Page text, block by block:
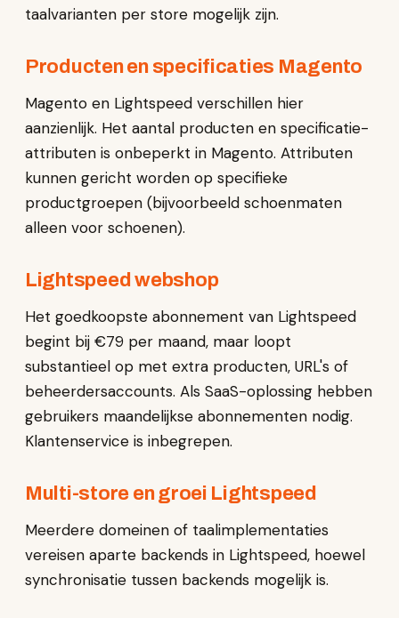
taalvarianten per store mogelijk zijn.
Producten en specificaties Magento
Magento en Lightspeed verschillen hier
aanzienlijk. Het aantal producten en specificatie-
attributen is onbeperkt in Magento. Attributen
kunnen gericht worden op specifieke
productgroepen (bijvoorbeeld schoenmaten
alleen voor schoenen).
Lightspeed webshop
Het goedkoopste abonnement van Lightspeed
begint bij €79 per maand, maar loopt
substantieel op met extra producten, URL's of
beheerdersaccounts. Als SaaS-oplossing hebben
gebruikers maandelijkse abonnementen nodig.
Klantenservice is inbegrepen.
Multi-store en groei Lightspeed
Meerdere domeinen of taalimplementaties
vereisen aparte backends in Lightspeed, hoewel
synchronisatie tussen backends mogelijk is.